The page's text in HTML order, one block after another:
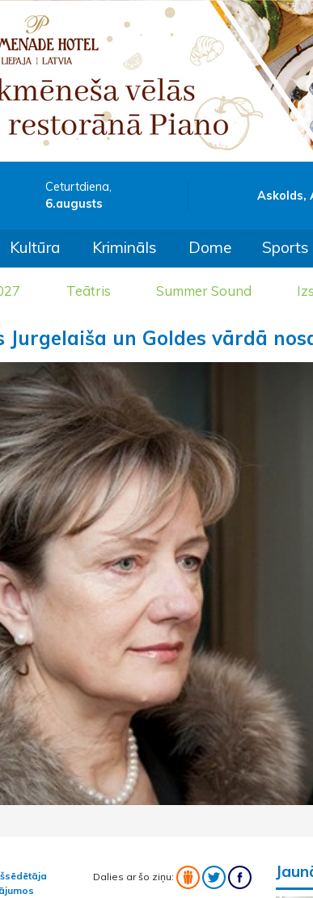
Ceturtdiena,
6.augusts
Askolds,
Kultūra Krimināls Dome Sports
Teātris Summer Sound
un Goldes vārdā
Dalies ar šo ziņu: